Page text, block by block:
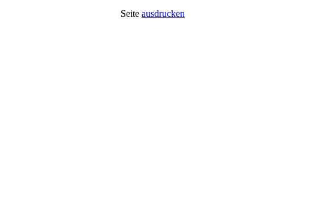
Seite ausdrucken